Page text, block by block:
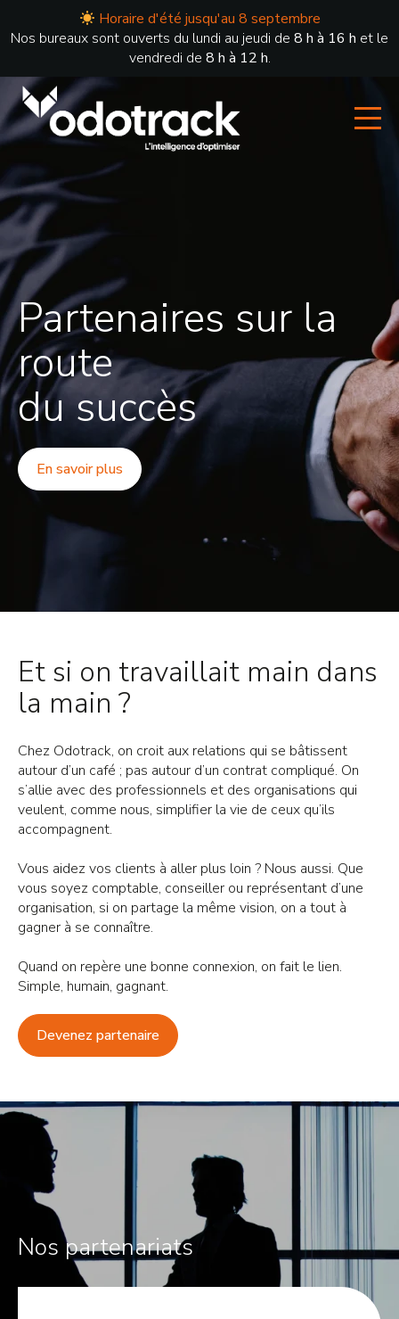
Horaire d'été jusqu'au 8 septembre
Nos bureaux sont ouverts du lundi au jeudi de 8 h à 16 h et le
vendredi de 8 h à 12 h.
Partenaires sur la
route
du succès
En savoir plus
Et si on travaillait main dans
la main ?
Chez Odotrack, on croit aux relations qui se bâtissent
autour d’un café ; pas autour d’un contrat compliqué. On
s’allie avec des professionnels et des organisations qui
veulent, comme nous, simplifier la vie de ceux qu’ils
accompagnent.
Vous aidez vos clients à aller plus loin ? Nous aussi. Que
vous soyez comptable, conseiller ou représentant d’une
organisation, si on partage la même vision, on a tout à
gagner à se connaître.
Quand on repère une bonne connexion, on fait le lien.
Simple, humain, gagnant.
Devenez partenaire
Nos partenariats